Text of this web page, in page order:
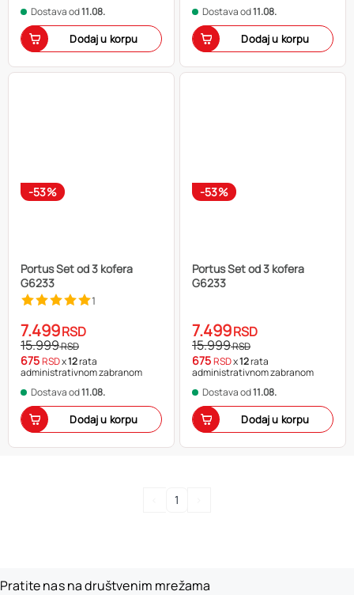
Dostava od11.08.
Dodaj u korpu
Dostava od11.08.
Dodaj u korpu
-53%
Portus Set od 3 kofera
G6233
1
7.499RSD
15.999RSD
675RSDx12rata
administrativnom zabranom
Dostava od11.08.
Dodaj u korpu
-53%
Portus Set od 3 kofera
G6233
7.499RSD
15.999RSD
675RSDx12rata
administrativnom zabranom
Dostava od11.08.
Dodaj u korpu
1
Pratite nas na društvenim mrežama